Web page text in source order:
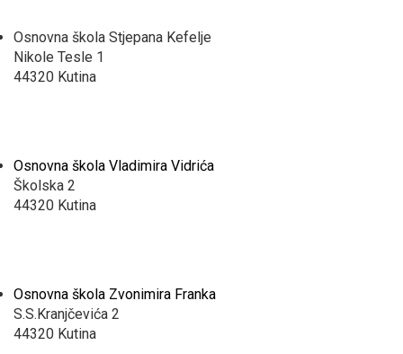
Osnovna škola Stjepana Kefelje
Nikole Tesle 1
44320 Kutina
Osnovna škola Vladimira Vidrića
Školska 2
44320 Kutina
Osnovna škola Zvonimira Franka
S.S.Kranjčevića 2
44320 Kutina